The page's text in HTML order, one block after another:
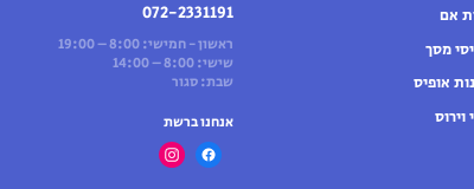
אם
מסך
אופיס
וירוס
072-2331191
ראשון - חמישי: 8:00 – 19:00
שישי: 8:00 – 14:00
שבת: סגור
אנחנו ברשת